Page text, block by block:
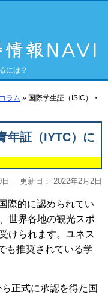
には？
ラム » 国際学生証（ISIC）・
年証（IYTC）に
｜更新日： 2022年2月2日
際的に認められてい
世界各地の観光スポ
けられます。ユネス
も推奨されている学
正式に承認を得た国